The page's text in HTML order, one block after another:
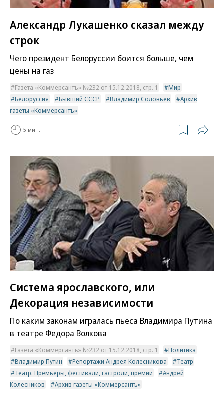
Александр Лукашенко сказал между
строк
Чего президент Белоруссии боится больше, чем
цены на газ
Газета «Коммерсантъ» №232 от 15.12.2018, стр. 1
Мир
Белоруссия
Бывший СССР Владимир Соловьев
Архив
газеты «Коммерсантъ»
5 мин.
Система ярославского, или
Декорация независимости
По каким законам игралась пьеса Владимира Путина
в театре Федора Волкова
Газета «Коммерсантъ» №232 от 15.12.2018, стр. 1
Политика
Владимир Путин
Репортажи Андрея Колесникова
Театр
Театр. Премьеры, фестивали, гастроли, премии
Андрей
Колесников
Архив газеты «Коммерсантъ»